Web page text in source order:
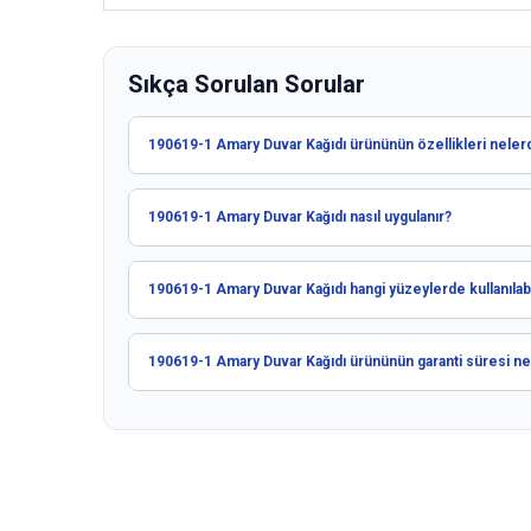
Sıkça Sorulan Sorular
190619-1 Amary Duvar Kağıdı ürününün özellikleri
190619-1 Amary Duvar Kağıdı nasıl uygulanır?
190619-1 Amary Duvar Kağıdı hangi yüzeylerde
190619-1 Amary Duvar Kağıdı ürününün garanti süresi